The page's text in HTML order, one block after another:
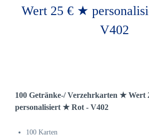
100 Getränke-/ Verzehrkarten ★ Wert
personalisiert ★ Rot - V402
100 Karten